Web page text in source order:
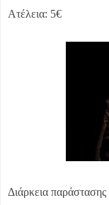
Ατέλεια: 5€
Διάρκεια παράστασης